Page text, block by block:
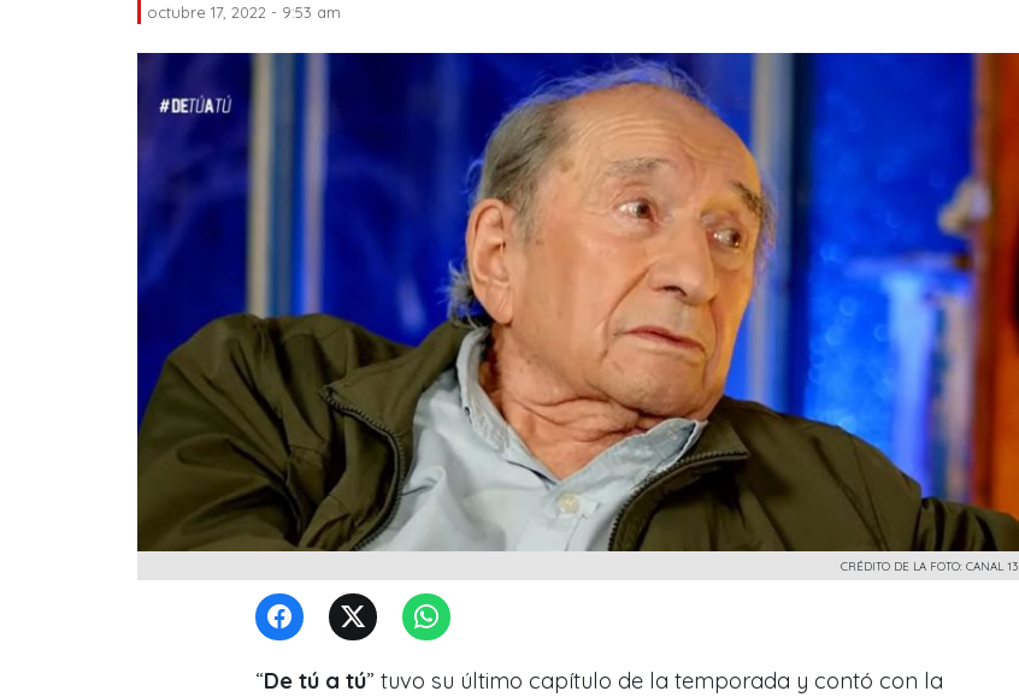
octubre 17, 2022 - 9:53 am
CRÉDITO DE LA FOTO: CANAL 13
“De tú a tú” tuvo su último capítulo de la temporada y contó con la